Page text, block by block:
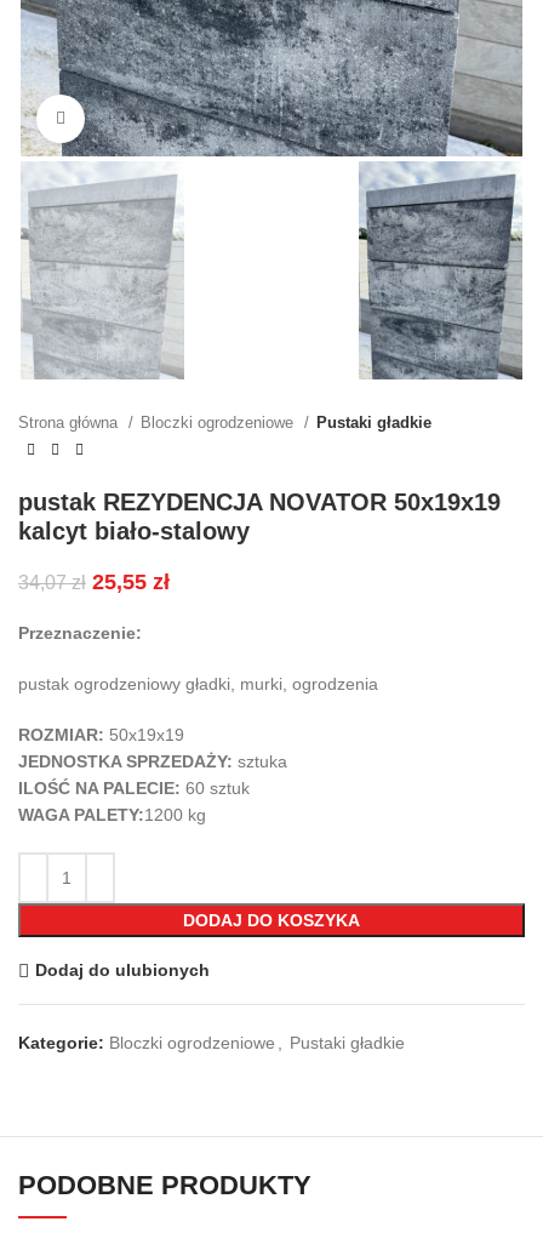
Kliknij, aby powiększyć
Strona główna Bloczki ogrodzeniowe Pustaki gładkie
pustak REZYDENCJA NOVATOR 50x19x19
kalcyt biało-stalowy
34,07zł 25,55 zł
Przeznaczenie:
pustak ogrodzeniowy gładki, murki, ogrodzenia
ROZMIAR: 50x19x19
JEDNOSTKA SPRZEDAŻY: sztuka
ILOŚĆ NA PALECIE: 60 sztuk
WAGA PALETY:1200 kg
DODAJ DO KOSZYKA
Dodaj do ulubionych
Kategorie: Bloczki ogrodzeniowe Pustaki gładkie
PODOBNE PRODUKTY